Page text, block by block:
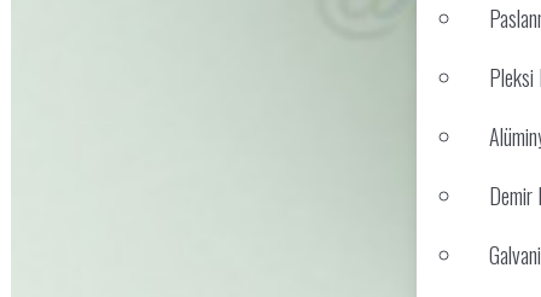
Demir